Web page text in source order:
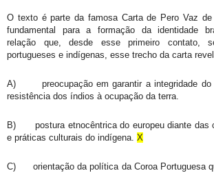
O texto é parte da famosa Carta de Pero Vaz de
fundamental para a formação da identidade
relação que, desde esse primeiro contato,
portugueses e indígenas, esse trecho da carta
A)
preocupação em garantir a integridade
resistência dos índios à ocupação da terra.
B)
postura etnocêntrica do europeu diante
e práticas culturais do indígena. X
C)
orientação da política da Coroa Portuguesa